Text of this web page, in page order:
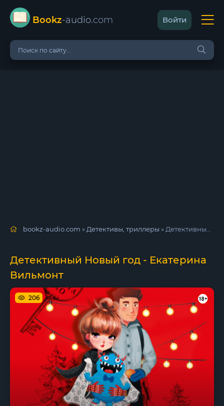
Bookz-audio.com Войти
bookz-audio.com » Детективы, триллеры » Детективный Новый год - Екатерина Вильмонт
Детективный Новый год - Екатерина
Вильмонт
206